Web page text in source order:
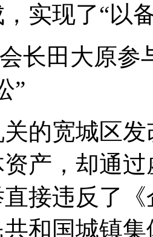
实现了“以
长田大原参
”
的宽城区
产，却通
接违反了
共和国城镇